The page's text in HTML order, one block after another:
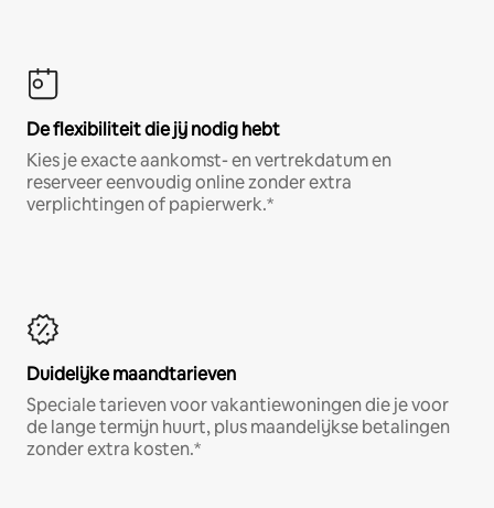
De flexibiliteit die jij nodig hebt
Kies je exacte aankomst- en vertrekdatum en
reserveer eenvoudig online zonder extra
verplichtingen of papierwerk.*
Duidelijke maandtarieven
Speciale tarieven voor vakantiewoningen die je voor
de lange termijn huurt, plus maandelijkse betalingen
zonder extra kosten.*